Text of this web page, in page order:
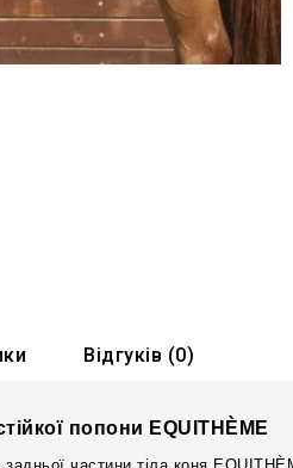
Відгуків (0)
попони EQUITHÈME